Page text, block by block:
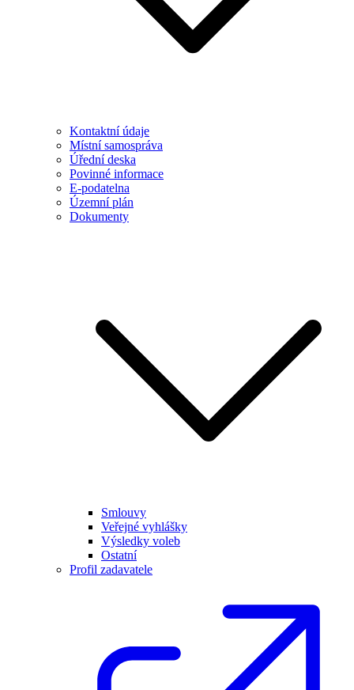
Kontaktní údaje
Místní samospráva
Úřední deska
Povinné informace
E-podatelna
Územní plán
Dokumenty
Smlouvy
Veřejné vyhlášky
Výsledky voleb
Ostatní
Profil zadavatele